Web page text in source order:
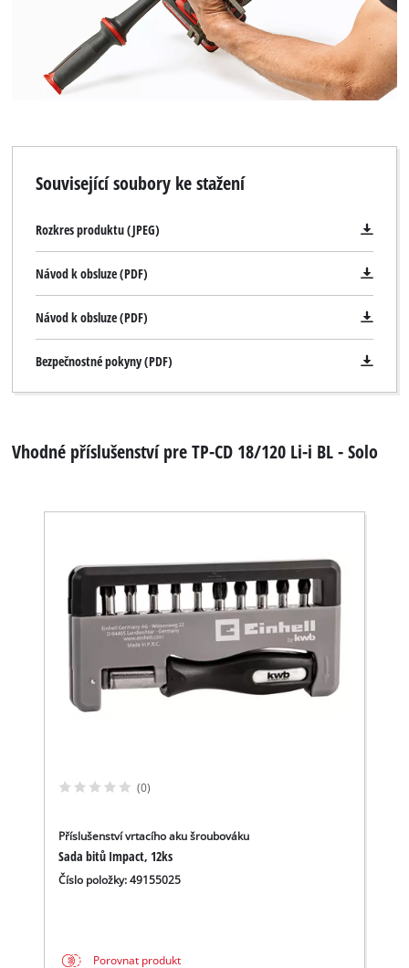
Související soubory ke stažení
Rozkres produktu (JPEG)
Návod k obsluze (PDF)
Návod k obsluze (PDF)
Bezpečnostné pokyny (PDF)
Vhodné příslušenství pre TP-CD 18/120 Li-i BL - Solo
(0)
Příslušenství vrtacího aku šroubováku
Sada bitů Impact, 12ks
Číslo položky: 49155025
Porovnat produkt